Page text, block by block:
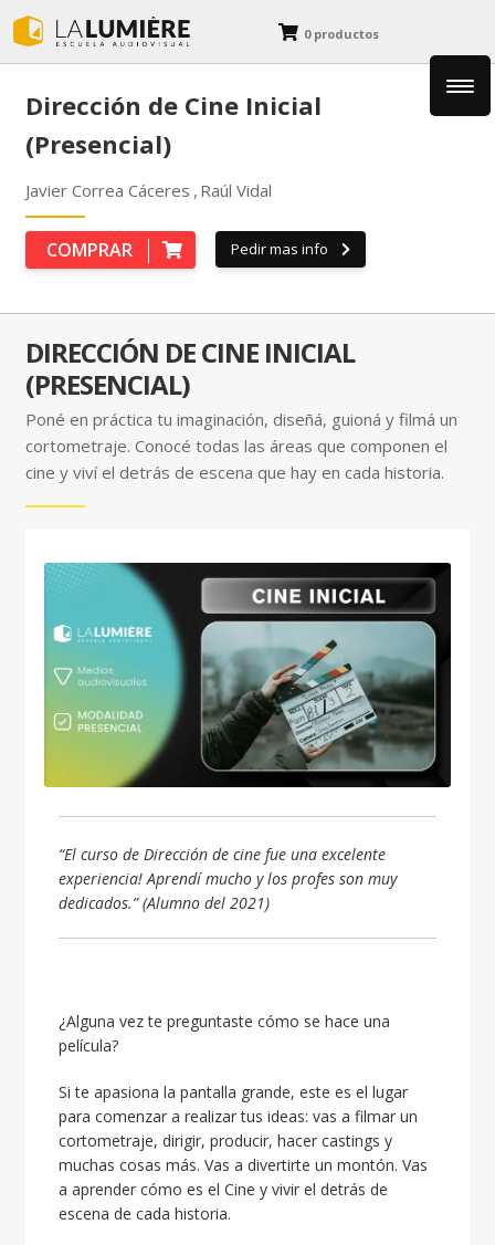
Fotografía
Cine y Animación
Diseño y Dibujo
Blog
0 productos
Dirección de Cine Inicial
(Presencial)
Javier Correa Cáceres Raúl Vidal
COMPRAR Pedir mas info
DIRECCIÓN DE CINE INICIAL
(PRESENCIAL)
Poné en práctica tu imaginación, diseñá, guioná y filmá un
cortometraje. Conocé todas las áreas que componen el
cine y viví el detrás de escena que hay en cada historia.
“El curso de Dirección de cine fue una excelente
experiencia! Aprendí mucho y los profes son muy
dedicados.” (Alumno del 2021)
¿Alguna vez te preguntaste cómo se hace una
película?
Si te apasiona la pantalla grande, este es el lugar
para comenzar a realizar tus ideas: vas a filmar un
cortometraje, dirigir, producir, hacer castings y
muchas cosas más. Vas a divertirte un montón. Vas
a aprender cómo es el Cine y vivir el detrás de
escena de cada historia.